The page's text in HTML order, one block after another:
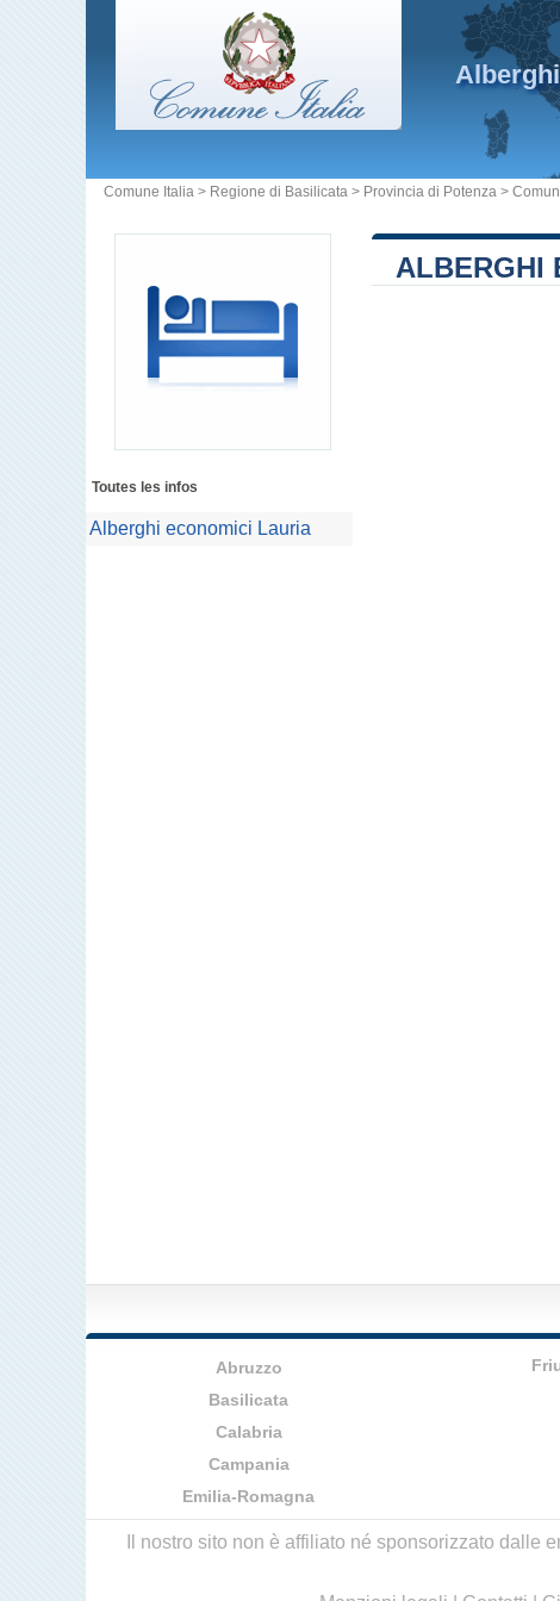
Comune Italia > Regione di Basilicata > Provincia di Potenza >
ALBERGHI
Toutes les infos
Alberghi economici Lauria
Abruzzo
Basilicata
Calabria
Campania
Emilia-Romagna
Il nostro sito non è affiliato né sponsorizzato